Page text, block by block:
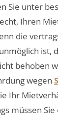
Sie unter
Ihren
die
ist,
behoben
wegen
Ihr
müssen